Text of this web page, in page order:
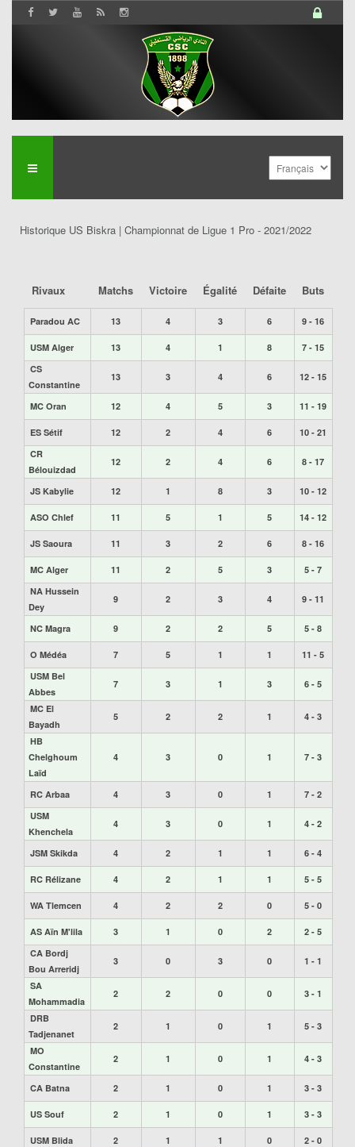
Historique US Biskra | Championnat de Ligue 1 Pro - 2021/2022
Rivaux Matchs Victoire Égalité Défaite Buts
Paradou AC 13 4 3 6 9 - 16
USM Alger 13 4 1 8
7 - 15
CS
Constantine
13 3 4 6 12 - 15
MC Oran 12 4 5 3 11 - 19
ES Sétif 12 2 4 6
10 - 21
CR
Bélouizdad
12 2 4 6 8 - 17
JS Kabylie 12 1 8 3 10 - 12
ASO Chlef 11 5 1 5 14 - 12
JS Saoura 11 3 2 6 8 - 16
MC Alger 11 2 5 3
5 - 7
NA Hussein
Dey
9 2 3 4 9 - 11
NC Magra 9 2 2 5 5 - 8
O Médéa 7 5 1 1
11 - 5
USM Bel
Abbes
7 3 1 3 6 - 5
MC El
Bayadh
5 2 2 1 4 - 3
HB
Chelghoum
Laïd
4 3 0 1 7 - 3
RC Arbaa 4 3 0 1
7 - 2
USM
Khenchela
4 3 0 1 4 - 2
JSM Skikda 4 2 1 1 6 - 4
RC Rélizane 4 2 1 1 5 - 5
WA Tlemcen 4 2 2 0 5 - 0
AS Aïn M'lila 3 1 0 2
2 - 5
CA Bordj
Bou Arreridj
3 0 3 0 1 - 1
SA
Mohammadia
2 2 0 0 3 - 1
DRB
Tadjenanet
2 1 0 1 5 - 3
MO
Constantine
2 1 0 1 4 - 3
CA Batna 2 1 0 1 3 - 3
US Souf 2 1 0 1 3 - 3
USM Blida 2 1 1 0
2 - 0